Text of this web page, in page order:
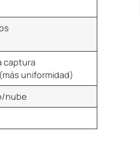
captura
uniformidad)
nube